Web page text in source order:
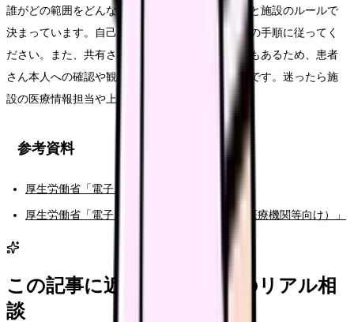
誰がどの範囲をどんな目的で閲覧できるかは制度と施設のルールで
決まっています。自己判断で情報を扱わず、施設の手順に従ってく
ださい。また、共有される情報は最新でない場合もあるため、患者
さん本人への確認や観察を省略しないことが大切です。迷ったら施
設の医療情報担当や上司に確認しましょう。
参考資料
厚生労働省「電子カルテ情報共有サービス」
厚生労働省「電子カルテ情報共有サービス（医療機関等向け）」
この記事に近い看護師さんのリアル相
談